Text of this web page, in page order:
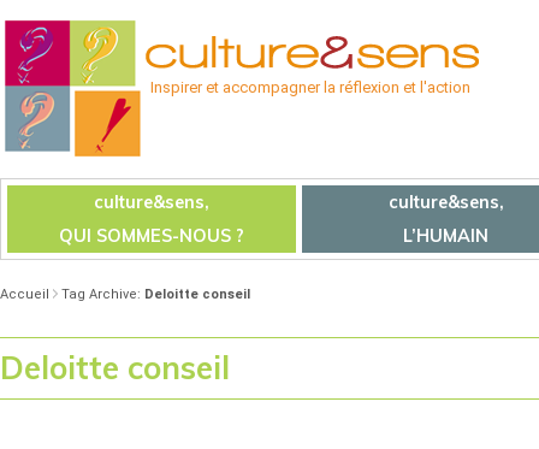
Inspirer et accompagner la réflexion et l'action
culture&sens,
QUI SOMMES-NOUS ?
culture&sens,
L’HUMAIN
Accueil Tag Archive: Deloitte conseil
Deloitte conseil